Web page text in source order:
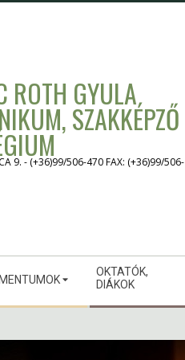
ROTH GYULA
SZAKKÉPZŐ
9. - (+36)99/506-470 FAX: (+36)99/506-
OKTATÓK,
DIÁKOK